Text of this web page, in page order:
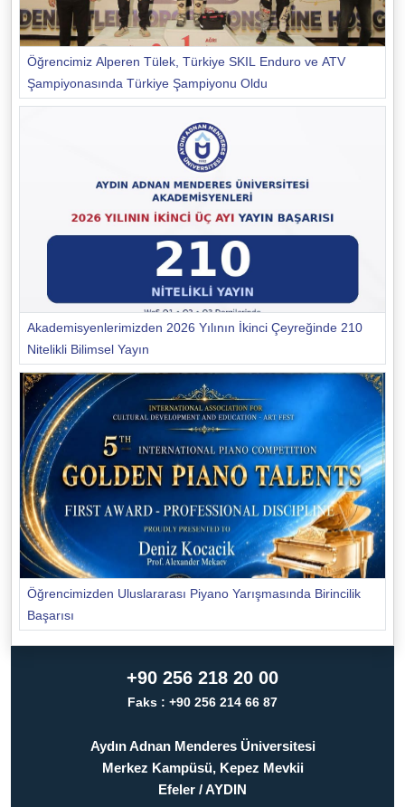
Öğrencimiz Alperen Tülek, Türkiye SKIL Enduro ve ATV
Şampiyonasında Türkiye Şampiyonu Oldu
Akademisyenlerimizden 2026 Yılının İkinci Çeyreğinde 210
Nitelikli Bilimsel Yayın
Öğrencimizden Uluslararası Piyano Yarışmasında Birincilik
Başarısı
+90 256 218 20 00
Faks : +90 256 214 66 87
Aydın Adnan Menderes Üniversitesi
Merkez Kampüsü, Kepez Mevkii
Efeler / AYDIN